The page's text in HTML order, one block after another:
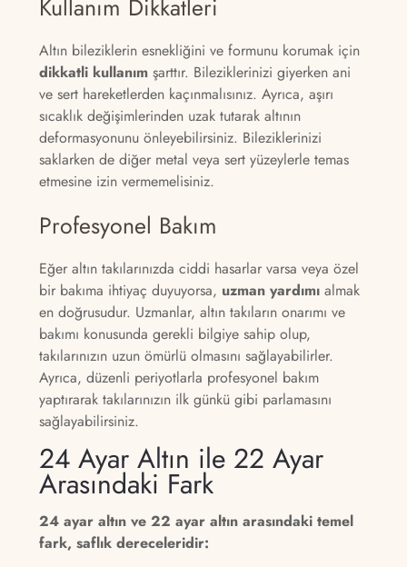
Kullanım Dikkatleri
Altın bileziklerin esnekliğini ve formunu korumak için
dikkatli kullanım şarttır. Bileziklerinizi giyerken ani
ve sert hareketlerden kaçınmalısınız. Ayrıca, aşırı
sıcaklık değişimlerinden uzak tutarak altının
deformasyonunu önleyebilirsiniz. Bileziklerinizi
saklarken de diğer metal veya sert yüzeylerle temas
etmesine izin vermemelisiniz.
Profesyonel Bakım
Eğer altın takılarınızda ciddi hasarlar varsa veya özel
bir bakıma ihtiyaç duyuyorsa, uzman yardımı almak
en doğrusudur. Uzmanlar, altın takıların onarımı ve
bakımı konusunda gerekli bilgiye sahip olup,
takılarınızın uzun ömürlü olmasını sağlayabilirler.
Ayrıca, düzenli periyotlarla profesyonel bakım
yaptırarak takılarınızın ilk günkü gibi parlamasını
sağlayabilirsiniz.
24 Ayar Altın ile 22 Ayar
Arasındaki Fark
24 ayar altın ve 22 ayar altın arasındaki temel
fark, saflık dereceleridir: